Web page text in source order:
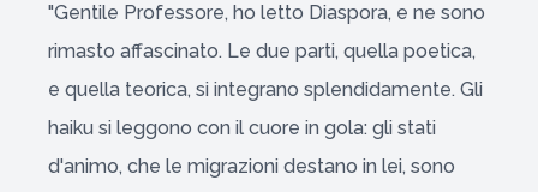
"Gentile Professore, ho letto Diaspora, e ne sono
rimasto affascinato. Le due parti, quella poetica,
e quella teorica, si integrano splendidamente. Gli
haiku si leggono con il cuore in gola: gli stati
d'animo, che le migrazioni destano in lei, sono